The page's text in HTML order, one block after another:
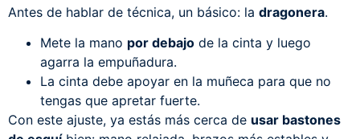
Antes de hablar de técnica, un básico: la dragonera.
Mete la mano por debajo de la cinta y luego
agarra la empuñadura.
La cinta debe apoyar en la muñeca para que no
tengas que apretar fuerte.
Con este ajuste, ya estás más cerca de usar bastones